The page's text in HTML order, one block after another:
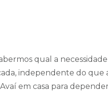
qual a
independente do
em casa para